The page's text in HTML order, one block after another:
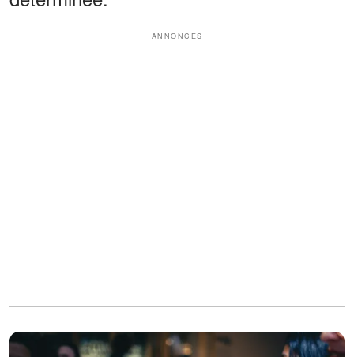
ANNONCES